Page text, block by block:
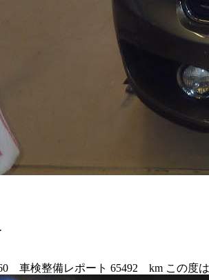
検整備レポート 65492 km この度は